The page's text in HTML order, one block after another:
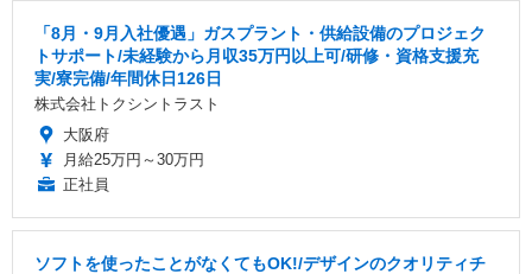
「8月・9月入社優遇」ガスプラント・供給設備のプロジェク
トサポート/未経験から月収35万円以上可/研修・資格支援充
実/寮完備/年間休日126日
株式会社トクシントラスト
大阪府
月給25万円～30万円
正社員
ソフトを使ったことがなくてもOK!/デザインのクオリティチ